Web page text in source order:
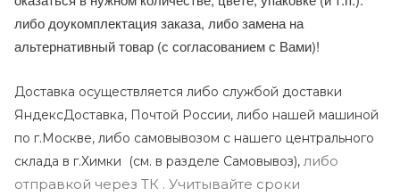
либо доукомплектация заказа, либо замена на
альтернативный товар (с согласованием с Вами)!
Доставка осуществляется либо службой доставки
ЯндексДоставка, Почтой России, либо нашей машиной
по г.Москве, либо самовывозом с нашего центрального
склада в г.Химки (см. в разделе Самовывоз), либо
отправкой через ТК . Учитывайте сроки